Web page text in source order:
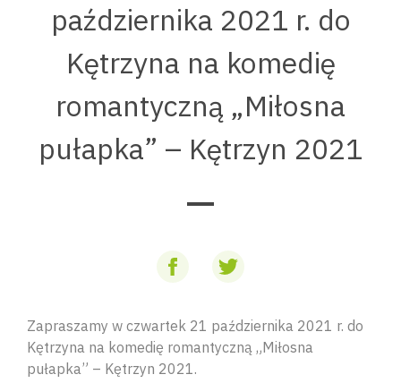
października 2021 r. do
Kętrzyna na komedię
romantyczną „Miłosna
pułapka” – Kętrzyn 2021
Zapraszamy w czwartek 21 października 2021 r. do
Kętrzyna na komedię romantyczną „Miłosna
pułapka” – Kętrzyn 2021.